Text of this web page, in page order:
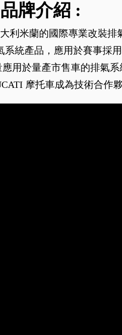
品牌介紹 :
利米蘭的國際專業改裝排
系統產品，應用於賽事採
用於量產市售車的排氣系
摩托車成為技術合作夥